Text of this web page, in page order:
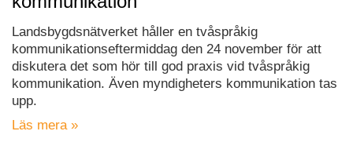
Landsbygdsnätverket håller en tvåspråkig
kommunikationseftermiddag den 24 november för att
diskutera det som hör till god praxis vid tvåspråkig
kommunikation. Även myndigheters kommunikation tas
upp.
Läs mera »